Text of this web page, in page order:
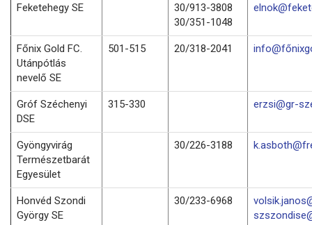
Feketehegy SE
30/913-3808
30/351-1048
Főnix Gold FC.
Utánpótlás
nevelő SE
501-515 20/318-2041
Gróf Széchenyi
DSE
315-330 erzsi@gr-
Gyöngyvirág
Természetbarát
Egyesület
30/226-3188
Honvéd Szondi
György SE
30/233-6968